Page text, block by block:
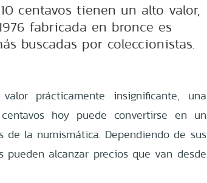
centavos tienen un alto valor,
fabricada en bronce es
buscadas por coleccionistas.
prácticamente insignificante, una
hoy puede convertirse en un
de la numismática. Dependiendo de sus
pueden alcanzar precios que van desde